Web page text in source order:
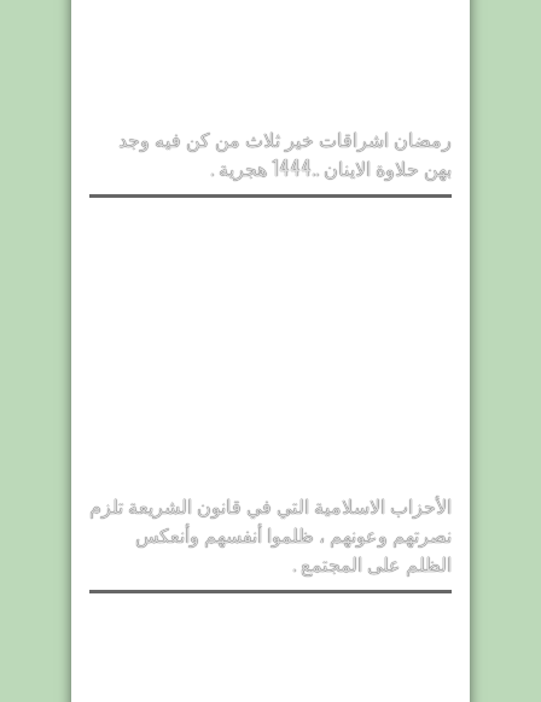
رمضان اشراقات خير ثلاث من كن فيه وجد
بهن حلاوة الاينان ..1444 هجرية .
الأحزاب الاسلامية التي في قانون الشريعة تلزم
نصرتهم وعونهم ، ظلموا أنفسهم وأنعكس
الظلم على المجتمع .